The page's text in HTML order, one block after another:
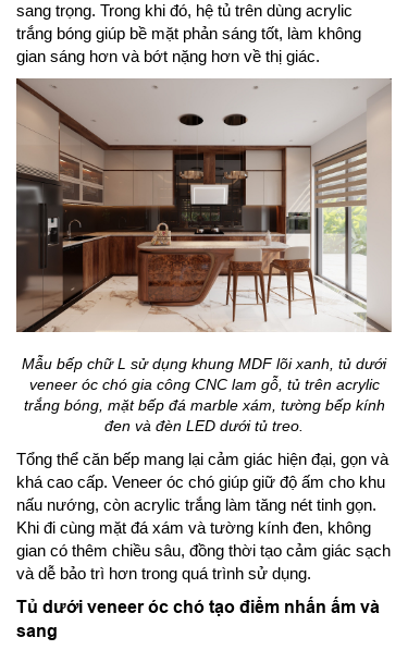
sang trọng. Trong khi đó, hệ tủ trên dùng acrylic
trắng bóng giúp bề mặt phản sáng tốt, làm không
gian sáng hơn và bớt nặng hơn về thị giác.
Mẫu bếp chữ L sử dụng khung MDF lõi xanh, tủ dưới
veneer óc chó gia công CNC lam gỗ, tủ trên acrylic
trắng bóng, mặt bếp đá marble xám, tường bếp kính
đen và đèn LED dưới tủ treo.
Tổng thể căn bếp mang lại cảm giác hiện đại, gọn và
khá cao cấp. Veneer óc chó giúp giữ độ ấm cho khu
nấu nướng, còn acrylic trắng làm tăng nét tinh gọn.
Khi đi cùng mặt đá xám và tường kính đen, không
gian có thêm chiều sâu, đồng thời tạo cảm giác sạch
và dễ bảo trì hơn trong quá trình sử dụng.
Tủ dưới veneer óc chó tạo điểm nhấn ấm và
sang